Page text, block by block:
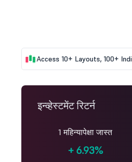
Access 10+ Layouts, 100+
इन्व्हेस्टमेंट रिटर्न
1 महिन्यापेक्षा जास्त
+6.93%